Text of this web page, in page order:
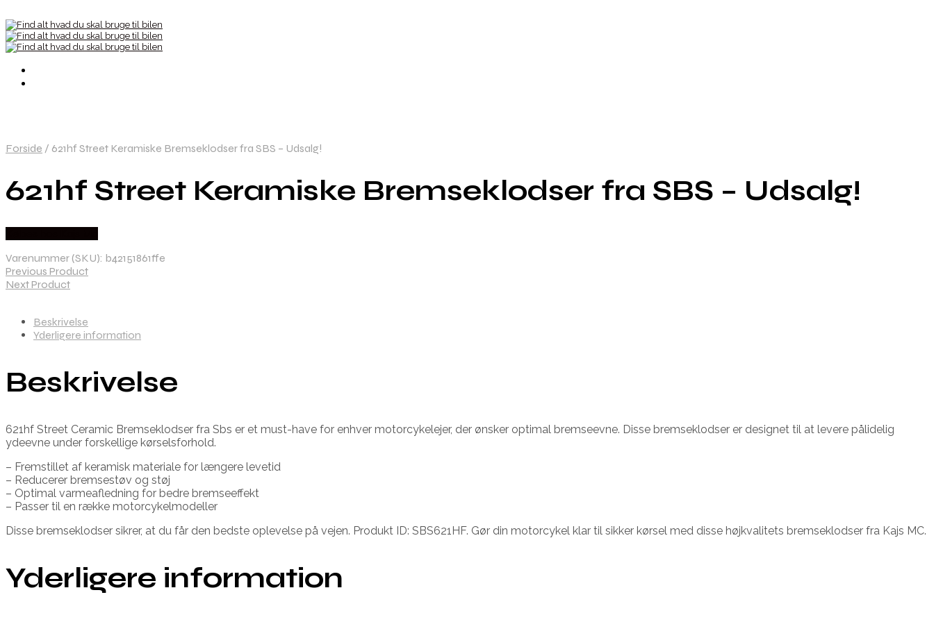
Forside / 621hf Street Keramiske Bremseklodser fra SBS – Udsalg!
621hf Street Keramiske Bremseklodser fra SBS – Udsalg!
Varenummer (SKU): b42151861ffe
Previous Product
Next Product
Beskrivelse
Yderligere information
Beskrivelse
621hf Street Ceramic Bremseklodser fra Sbs er et must-have for enhver motorcykelejer, der ønsker optimal bremseevne. Disse bremseklodser er designet til at levere pålidelig
ydeevne under forskellige kørselsforhold.
– Fremstillet af keramisk materiale for længere levetid
– Reducerer bremsestøv og støj
– Optimal varmeafledning for bedre bremseeffekt
– Passer til en række motorcykelmodeller
Disse bremseklodser sikrer, at du får den bedste oplevelse på vejen. Produkt ID: SBS621HF. Gør din motorcykel klar til sikker kørsel med disse højkvalitets bremseklodser fra Kajs MC.
Yderligere information